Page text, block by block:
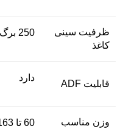
ظرفیت سینی
کاغذ
250 برگ
قابلیت ADF
دارد
وزن مناسب
60 تا 163 g/m²